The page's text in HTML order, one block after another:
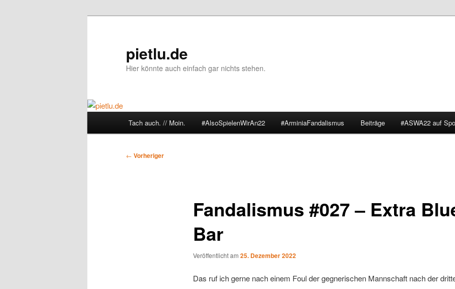
pietlu.de
Hier könnte auch einfach gar nichts stehen.
Tach auch. // Moin. #AlsoSpielenWirAn22 #ArminiaFandalismus Beiträge #ASWA22 auf
Beitragsnavigation
← Vorheriger
Fandalismus #027 – Extra
Bar
Veröffentlicht am 25. Dezember 2022
Das ruf ich gerne nach einem Foul der gegnerischen Mannschaft nach der